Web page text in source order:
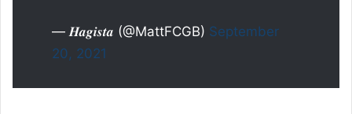
— 𝑯𝒂𝒈𝒊𝒔𝒕𝒂 (@MattFCGB) September
20, 2021